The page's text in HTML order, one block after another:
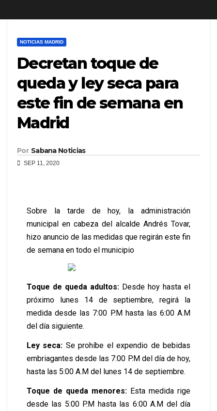
NOTICIAS MADRID
Decretan toque de
queda y ley seca para
este fin de semana en
Madrid
Por Sabana Noticias
SEP 11, 2020
Sobre la tarde de hoy, la administración
municipal en cabeza del alcalde Andrés Tovar,
hizo anuncio de las medidas que regirán este fin
de semana en todo el municipio
Toque de queda adultos: Desde hoy hasta el
próximo lunes 14 de septiembre, regirá la
medida desde las 7:00 P.M hasta las 6:00 A.M
del día siguiente.
Ley seca: Se prohíbe el expendio de bebidas
embriagantes desde las 7:00 P.M del día de hoy,
hasta las 5:00 A.M del lunes 14 de septiembre.
Toque de queda menores: Esta medida rige
desde las 5:00 P.M hasta las 6:00 A.M del día